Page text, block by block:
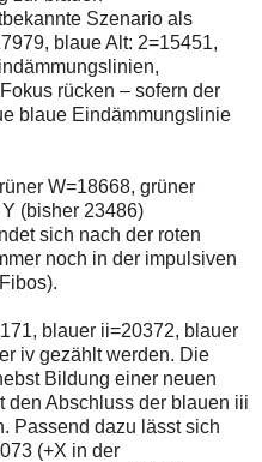
Szenario als
blaue Alt: 2=15451,
rücken – sofern der
blaue Eindämmungslinie
W=18668, grüner
(bisher 23486)
sich nach der roten
noch in der impulsiven
blauer ii=20372, blauer
iv gezählt werden. Die
Bildung einer neuen
den Abschluss der blauen iii
Passend dazu lässt sich
(+X in der